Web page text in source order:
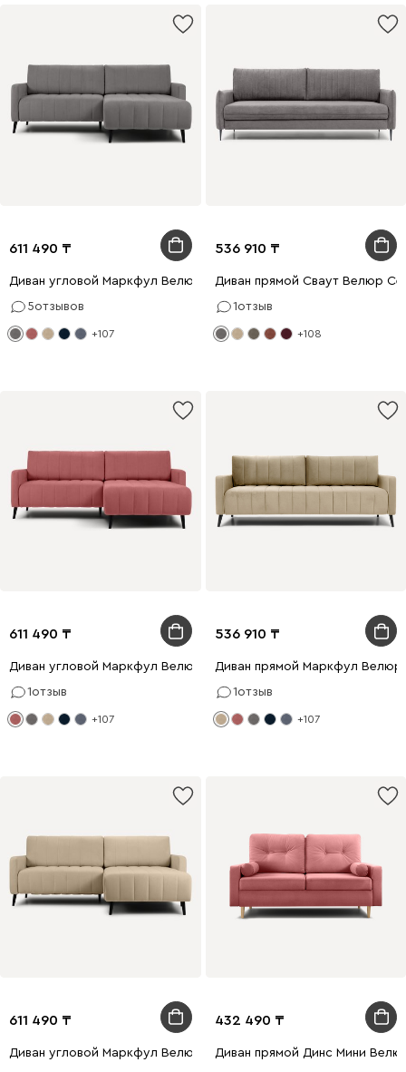
611 490
Диван угловой Маркфул Велюр Серый
5отзывов
+107
536 910
Диван прямой Сваут Велюр
1отзыв
+108
611 490
Диван угловой Маркфул Велюр Розовый
1отзыв
+107
536 910
Диван прямой Маркфул Велюр
1отзыв
+107
611 490
Диван угловой Маркфул Велюр Бежевый
432 490
Диван прямой Динс Мини